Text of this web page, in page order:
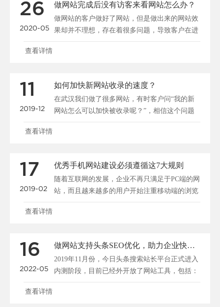
26
2020-05
做网站完成后没有访客来看网站怎么办？
做网站的客户做好了网站，但是做出来的网站效
果却并不理想，存在着很多问题，导致客户在进
入网站后停留很短......
查看详情
11
2019-12
如何加快新网站收录的速度？
在武汉我们做了很多网站，有时客户问“我的新
网站怎么可以加快被收录呢？”，相信这个问题
大家都很关心，所......
查看详情
17
2019-02
优秀手机网站建设必须遵循这7大规则
随着互联网的发展，企业不再只满足于PC端的网
站，而且越来越多的用户开始注重移动端的浏览
和搜索，所以说......
查看详情
16
2022-05
做网站支持头条SEO优化，助力企业快速布局移动端全网搜索
2019年11月份，今日头条搜索站长平台正式进入
内测阶段，目前已经外开放了网站工具，包括：
站点管理、......
查看详情